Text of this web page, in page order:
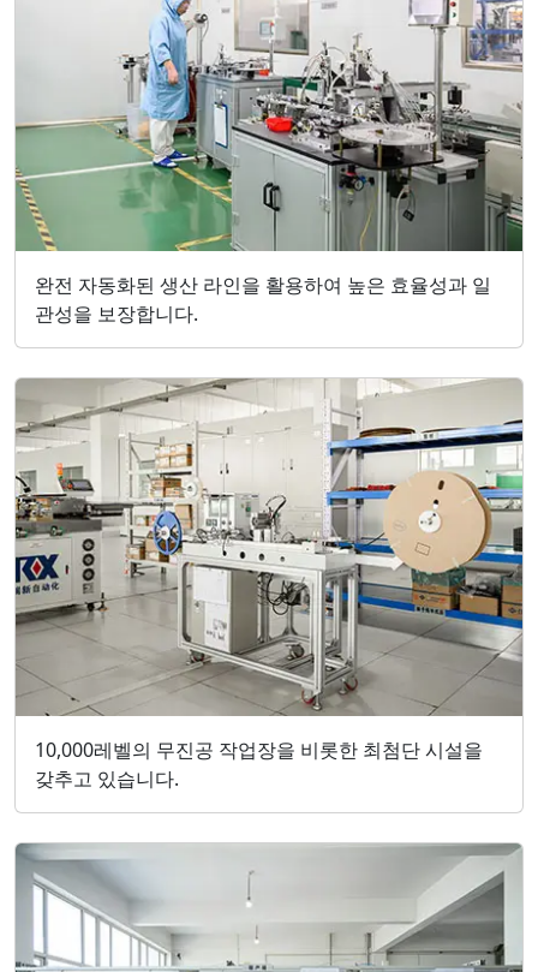
완전 자동화된 생산 라인을 활용하여 높은 효율성과 일
관성을 보장합니다.
10,000레벨의 무진공 작업장을 비롯한 최첨단 시설을
갖추고 있습니다.